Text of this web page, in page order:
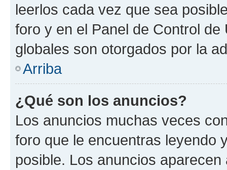
leerlos cada vez que sea
foro y en el Panel de Control
globales son otorgados por la
Arriba
¿Qué son los anuncios?
Los anuncios muchas veces
foro que le encuentras leyendo
posible. Los anuncios